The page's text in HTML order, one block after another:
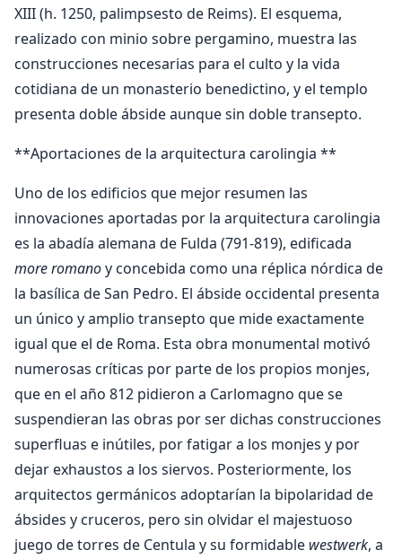
XIII (h. 1250, palimpsesto de Reims). El esquema,
realizado con minio sobre pergamino, muestra las
construcciones necesarias para el culto y la vida
cotidiana de un monasterio benedictino, y el templo
presenta doble ábside aunque sin doble transepto.
**Aportaciones de la arquitectura carolingia **
Uno de los edificios que mejor resumen las
innovaciones aportadas por la arquitectura carolingia
es la abadía alemana de Fulda (791-819), edificada
more romanoy concebida como una réplica nórdica de
la basílica de San Pedro. El ábside occidental presenta
un único y amplio transepto que mide exactamente
igual que el de Roma. Esta obra monumental motivó
numerosas críticas por parte de los propios monjes,
que en el año 812 pidieron a Carlomagno que se
suspendieran las obras por ser dichas construcciones
superfluas e inútiles, por fatigar a los monjes y por
dejar exhaustos a los siervos. Posteriormente, los
arquitectos germánicos adoptarían la bipolaridad de
ábsides y cruceros, pero sin olvidar el majestuoso
juego de torres de Centula y su formidable westwerk, a